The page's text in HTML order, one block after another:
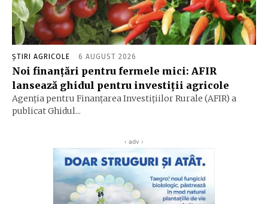
ȘTIRI AGRICOLE 6 AUGUST 2026
Noi finanțări pentru fermele mici: AFIR
lansează ghidul pentru investiții agricole
Agenția pentru Finanțarea Investițiilor Rurale (AFIR) a
publicat Ghidul...
‹ adv ›